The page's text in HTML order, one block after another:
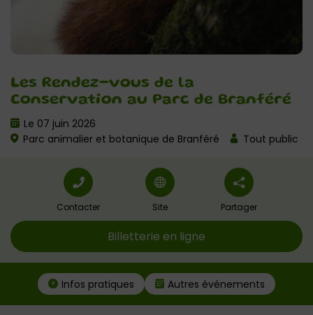
Les Rendez-vous de la
Conservation au Parc de Branféré
Le 07 juin 2026
Parc animalier et botanique de Branféré
Tout public
Contacter Site Partager
Billetterie en ligne
Infos pratiques Autres événements